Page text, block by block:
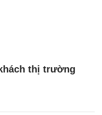
thị trường